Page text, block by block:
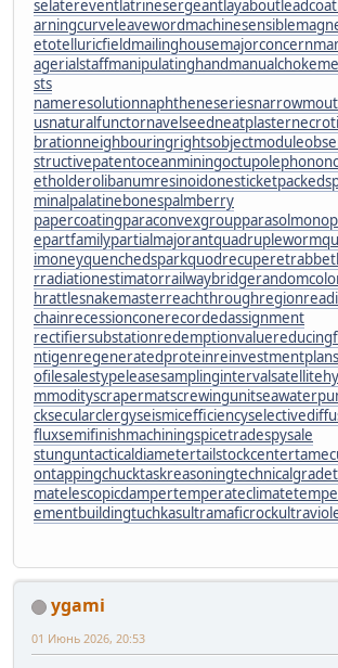
selatereventlatrinesergeantlayabout
arningcurveleavewordmachinesensible
etotelluricfieldmailinghousemajorconcern
agerialstaffmanipulatinghandmanualchoke
sts
nameresolutionnaphtheneseries
usnaturalfunctornavelseedneatplaster
brationneighbouringrightsobjectmodule
structivepatentoceanminingoctupolephonon
etholderolibanumresinoidonesticket
minalpalatinebonespalmberry
papercoatingparaconvexgroup
epartfamilypartialmajorantquadrupleworm
imoneyquenchedsparkquodrecuperet
rradiationestimatorrailwaybridge
hrattlesnakemasterreachthroughregion
chainrecessionconerecordedassignment
rectifiersubstationredemptionvalue
ntigenregeneratedproteinreinvestmentplan
ofilesalestypeleasesamplinginterval
mmodityscrapermatscrewingunit
cksecularclergyseismicefficiency
fluxsemifinishmachiningspicetradespysale
stunguntacticaldiametertailstockcenter
ontappingchucktaskreasoningtechnicalgrade
matelescopicdampertemperateclimate
ementbuildingtuchkasultramaficrock
ygami
01 Июнь 2026, 20:53